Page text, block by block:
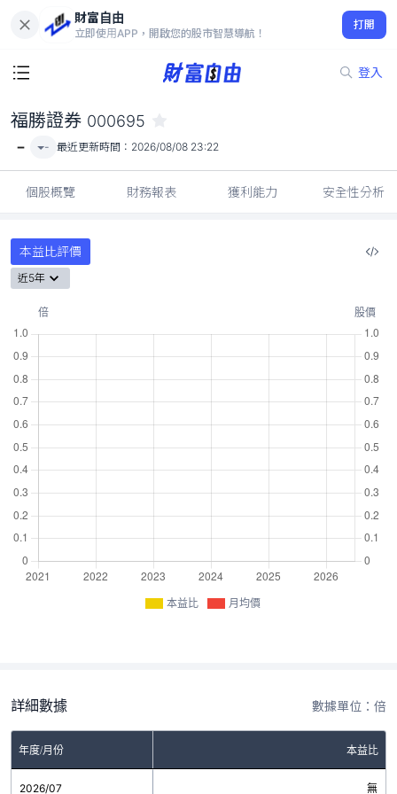
財富自由
立即使用APP，開啟您的股市智慧導航！
打開
登入
-
福勝證券 000695
- - 最近更新時間： 2026/08/08 23:22
個股概覽 財務報表 獲利能力 安全性分析
本益比評價
近5年
本益比 月均價
詳細數據 數據單位：倍
年度/月份 本益比
2026/07 無